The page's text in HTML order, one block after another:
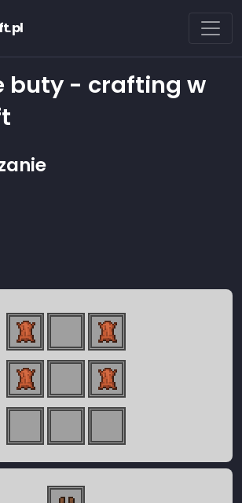
dbminecraft.pl
buty - crafting w